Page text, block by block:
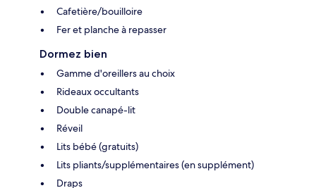
Cafetière/bouilloire
Fer et planche à repasser
Dormez bien
Gamme d'oreillers au choix
Rideaux occultants
Double canapé-lit
Réveil
Lits bébé (gratuits)
Lits pliants/supplémentaires (en supplément)
Draps